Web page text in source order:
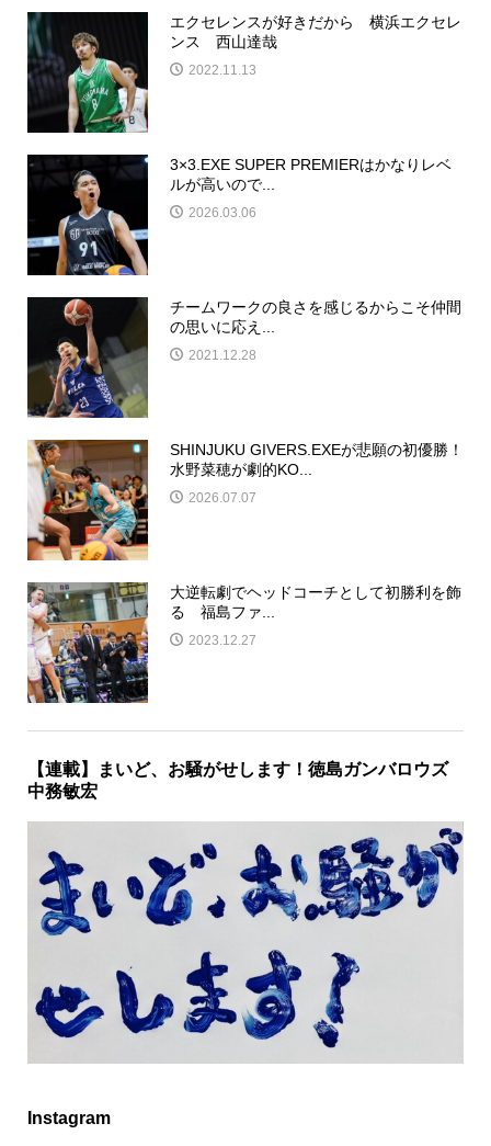
エクセレンスが好きだから 横浜エクセレ
ンス 西山達哉
2022.11.13
3×3.EXE SUPER PREMIERはかなりレベ
ルが高いので...
2026.03.06
チームワークの良さを感じるからこそ仲間
の思いに応え...
2021.12.28
SHINJUKU GIVERS.EXEが悲願の初優勝！
水野菜穂が劇的KO...
2026.07.07
大逆転劇でヘッドコーチとして初勝利を飾
る 福島ファ...
2023.12.27
【連載】まいど、お騒がせします！徳島ガンバロウズ
中務敏宏
Instagram